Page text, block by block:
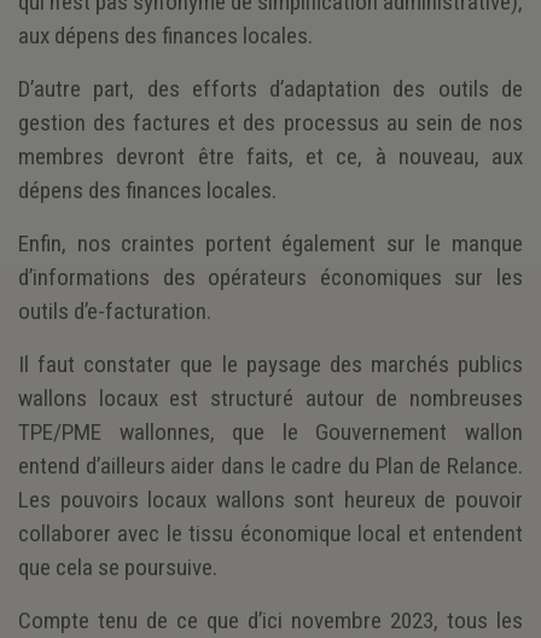
aux dépens des finances locales.
D’autre part, des efforts d’adaptation des outils de
gestion des factures et des processus au sein de nos
membres devront être faits, et ce, à nouveau, aux
dépens des finances locales.
Enfin, nos craintes portent également sur le manque
d’informations des opérateurs économiques sur les
outils d’e-facturation.
Il faut constater que le paysage des marchés publics
wallons locaux est structuré autour de nombreuses
TPE/PME wallonnes, que le Gouvernement wallon
entend d’ailleurs aider dans le cadre du Plan de Relance.
Les pouvoirs locaux wallons sont heureux de pouvoir
collaborer avec le tissu économique local et entendent
que cela se poursuive.
Compte tenu de ce que d’ici novembre 2023, tous les